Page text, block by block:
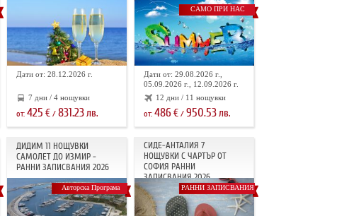
Дати от: 28.12.2026 г.
7 дни / 4 нощувки
от: 425 €/ 831.23лв.
САМО ПРИ НАС
Дати от: 29.08.2026 г.,
05.09.2026 г., 12.09.2026 г.
12 дни / 11 нощувки
от: 486€/ 950.53лв.
ДИДИМ 11 НОЩУВКИ
САМОЛЕТ ДО ИЗМИР -
РАННИ ЗАПИСВАНИЯ 2026
Авторска Програма
СИДЕ-АНТАЛИЯ 7
НОЩУВКИ С ЧАРТЪР OT
СОФИЯ РАННИ
ЗАПИСВАНИЯ 2026
РАННИ ЗАПИСВАНИЯ